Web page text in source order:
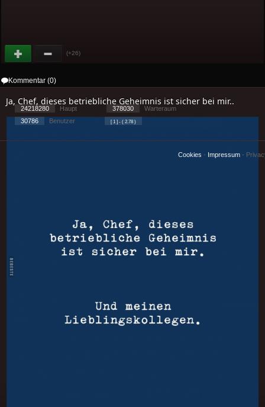
(+26)
Kommentar (0)
Ja, Chef, dieses betriebliche Geheimnis ist sicher bei mir..
24218280 Haupt 378030
Warteraum
30786
Benutzer [ 1 ] - ( 2.78 )
Cookies - Impressum -